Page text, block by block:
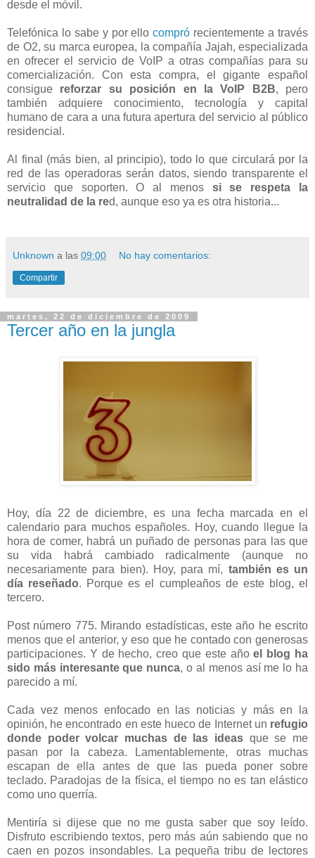
desde el móvil.
Telefónica lo sabe y por ellocompró recientemente a través
de O2, su marca europea, la compañía Jajah, especializada
en ofrecer el servicio de VoIP a otras compañías para su
comercialización. Con esta compra, el gigante español
consigue reforzar su posición en la VoIP B2B, pero
también adquiere conocimiento, tecnología y capital
humano de cara a una futura apertura del servicio al público
residencial.
Al final (más bien, al principio), todo lo que circulará por la
red de las operadoras serán datos, siendo transparente el
servicio que soporten. O al menos si se respeta la
neutralidad de la red, aunque eso ya es otra historia...
Unknown a las 09:00 No hay comentarios:
Compartir
martes, 22 de diciembre de 2009
Tercer año en la jungla
Hoy, día 22 de diciembre, es una fecha marcada en el
calendario para muchos españoles. Hoy, cuando llegue la
hora de comer, habrá un puñado de personas para las que
su vida habrá cambiado radicalmente (aunque no
necesariamente para bien). Hoy, para mí, también es un
día reseñado. Porque es el cumpleaños de este blog, el
tercero.
Post número 775. Mirando estadísticas, este año he escrito
menos que el anterior, y eso que he contado con generosas
participaciones. Y de hecho, creo que este añoel blog ha
sido más interesante que nunca, o al menos así me lo ha
parecido a mí.
Cada vez menos enfocado en las noticias y más en la
opinión, he encontrado en este hueco de Internet un refugio
donde poder volcar muchas de las ideas que se me
pasan por la cabeza. Lamentablemente, otras muchas
escapan de ella antes de que las pueda poner sobre
teclado. Paradojas de la física, el tiempo no es tan elástico
como uno querría.
Mentiría si dijese que no me gusta saber que soy leído.
Disfruto escribiendo textos, pero más aún sabiendo que no
caen en pozos insondables. La pequeña tribu de lectores